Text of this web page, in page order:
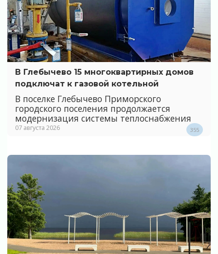
В Глебычево 15 многоквартирных домов
подключат к газовой котельной
В поселке Глебычево Приморского
городского поселения продолжается
модернизация системы теплоснабжения
07 августа 2026 355